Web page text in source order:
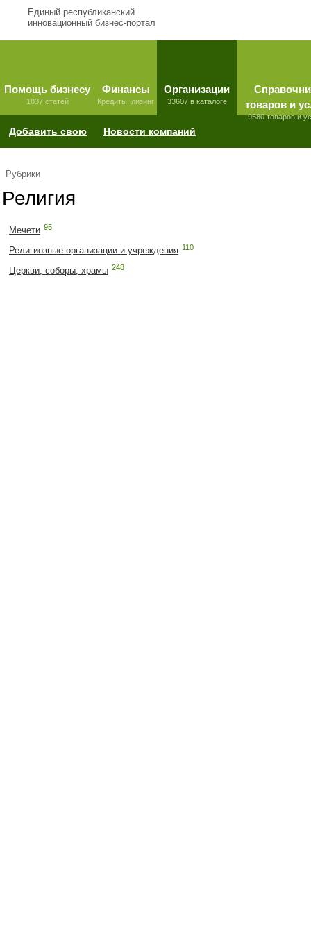
Единый республиканский
инновационный бизнес-портал
Помощь бизнесу
1837 статей
Финансы
Кредиты, лизинг
Организации
33607 в каталоге
товаров и
9580 товаров и
Добавить свою Новости компаний
Рубрики
Религия
Мечети 95
Религиозные организации и учреждения 110
Церкви, соборы, храмы 248